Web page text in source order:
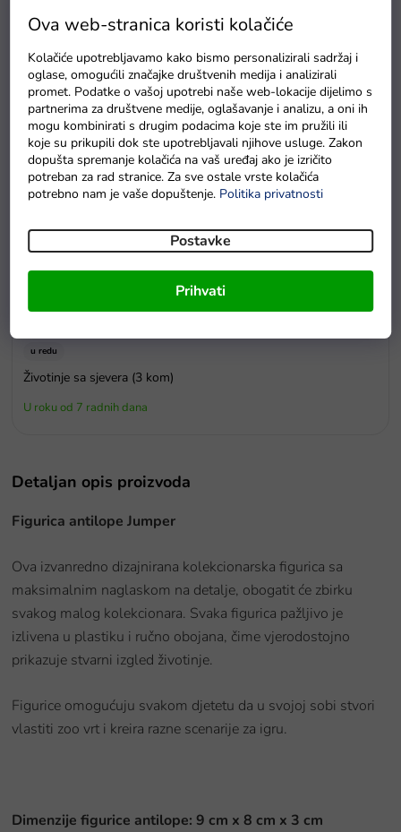
Ova web-stranica koristi kolačiće
Kolačiće upotrebljavamo kako bismo personalizirali sadržaj i
oglase, omogućili značajke društvenih medija i analizirali
promet. Podatke o vašoj upotrebi naše web-lokacije dijelimo s
partnerima za društvene medije, oglašavanje i analizu, a oni ih
mogu kombinirati s drugim podacima koje ste im pružili ili
koje su prikupili dok ste upotrebljavali njihove usluge. Zakon
dopušta spremanje kolačića na vaš uređaj ako je izričito
potreban za rad stranice. Za sve ostale vrste kolačića
potrebno nam je vaše dopuštenje. Politika privatnosti
Postavke
Prihvati
Na zalihama
u redu
Životinje sa sjevera (3 kom)
U roku od 7 radnih dana
Detaljan opis proizvoda
Figurica antilope Jumper
Ova izvanredno dizajnirana kolekcionarska figurica sa
maksimalnim naglaskom na detalje, obogatit će zbirku
svakog malog kolekcionara. Svaka figurica pažljivo je
izlivena u plastiku i ručno obojana, čime vjerodostojno
prikazuje stvarni izgled životinje.
Figurice omogućuju svakom djetetu da u svojoj sobi stvori
vlastiti zoo vrt i kreira razne scenarije za igru.
Dimenzije figurice antilope: 9 cm x 8 cm x 3 cm